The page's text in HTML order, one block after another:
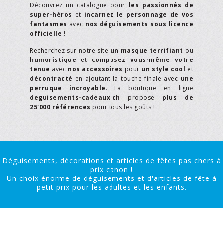
Découvrez un catalogue pour les passionnés de
super-héros et incarnez le personnage de vos
fantasmes avec nos déguisements sous licence
officielle !
Recherchez sur notre site un masque terrifiant ou
humoristique et composez vous-même votre
tenue avec nos accessoires pour un style cool et
décontracté en ajoutant la touche finale avec une
perruque incroyable. La boutique en ligne
deguisements-cadeaux.ch propose plus de
25'000 références pour tous les goûts !
Déguisements, décorations et articles de fêtes pas chers à
prix canon !
Un choix énorme de déguisements et d'articles de fête à
petit prix pour les adultes et les enfants.